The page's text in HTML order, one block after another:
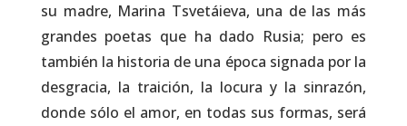
su madre, Marina Tsvetáieva, una de las más
grandes poetas que ha dado Rusia; pero es
también la historia de una época signada por la
desgracia, la traición, la locura y la sinrazón,
donde sólo el amor, en todas sus formas, será